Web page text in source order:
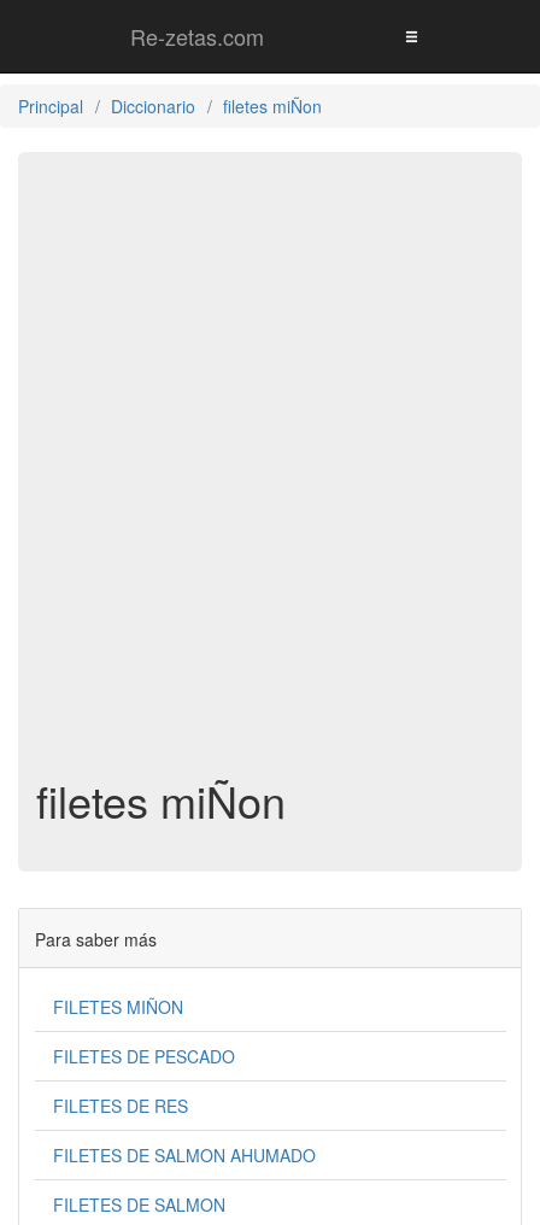
Re-zetas.com
Principal Diccionario filetes miÑon
filetes miÑon
Para saber más
FILETES MIÑON
FILETES DE PESCADO
FILETES DE RES
FILETES DE SALMON AHUMADO
FILETES DE SALMON